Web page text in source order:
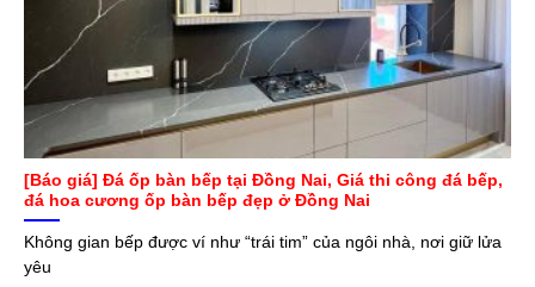
[Báo giá] Đá ốp bàn bếp tại Đồng Nai, Giá thi công đá bếp,
đá hoa cương ốp bàn bếp đẹp ở Đồng Nai
Không gian bếp được ví như “trái tim” của ngôi nhà, nơi giữ lửa
yêu